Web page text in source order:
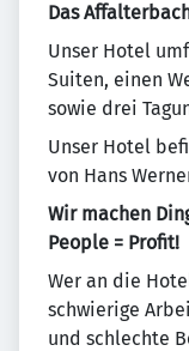
Das
Unser Hotel
Suiten, einen
sowie drei
Unser Hotel
von Hans
Wir machen
People = Profit!
Wer an die
schwierige
und schlechte